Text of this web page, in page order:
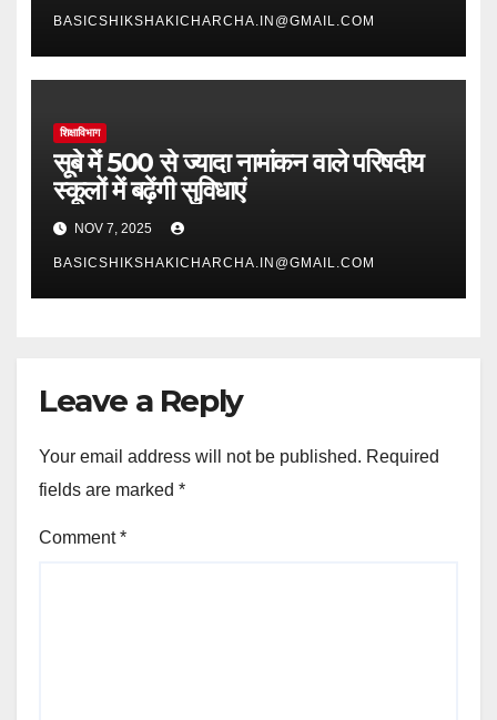
BASICSHIKSHAKICHARCHA.IN@GMAIL.COM
शिक्षाविभाग
सूबे में 500 से ज्यादा नामांकन वाले परिषदीय
स्कूलों में बढ़ेंगी सुविधाएं
NOV 7, 2025
BASICSHIKSHAKICHARCHA.IN@GMAIL.COM
Leave a Reply
Your email address will not be published. Required
fields are marked *
Comment*